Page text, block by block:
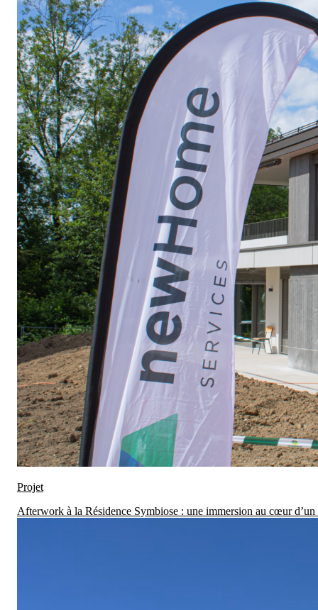
Projet
Afterwork à la Résidence Symbiose : une immersion au cœur